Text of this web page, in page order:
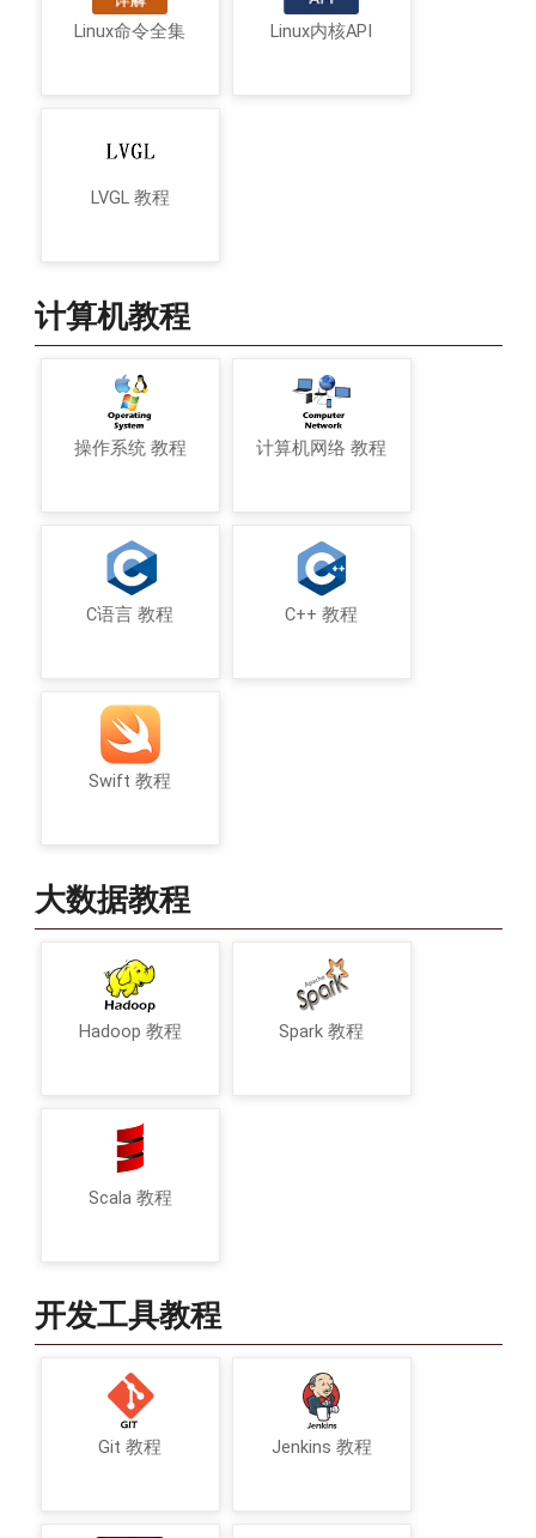
Linux命令全集 Linux内核API
LVGL 教程
计算机教程
操作系统 教程 计算机网络 教程
C语言 教程 C++ 教程
Swift 教程
大数据教程
Hadoop 教程 Spark 教程
Scala 教程
开发工具教程
Git 教程 Jenkins 教程